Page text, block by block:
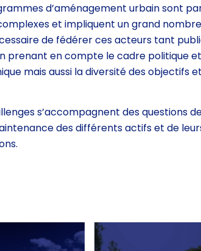
d’aménagement urbain sont
et impliquent un grand
de fédérer ces acteurs tant
prenant en compte le cadre politique et
maisaussi la diversité des objectifs
s’accompagnent des questions
des différents actifs et de